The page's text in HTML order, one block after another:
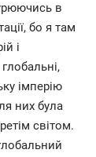
в
бо я там
і
імперію
них була
світом.